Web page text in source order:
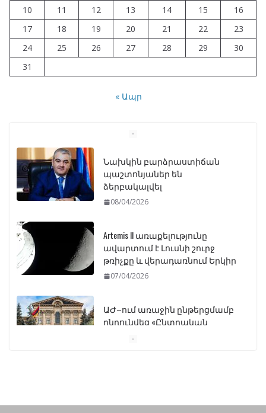
10
11 12 13 14 15
16
17
18 19 20 21 22
23
24
25 26 27 28 29
30
31
« Ապր
Նախկին բարձրաստիճան
պաշտոնյաներ են
ձերբակալվել
08/04/2026
Artemis II առաքելությունը
ավարտում է Լուսնի շուրջ
թռիչքը և վերադառնում Երկիր
07/04/2026
ԱԺ–ում առաջին ընթերցմամբ
ընդունվեց «Ընտրական
կբողոքարկի Գարեգին